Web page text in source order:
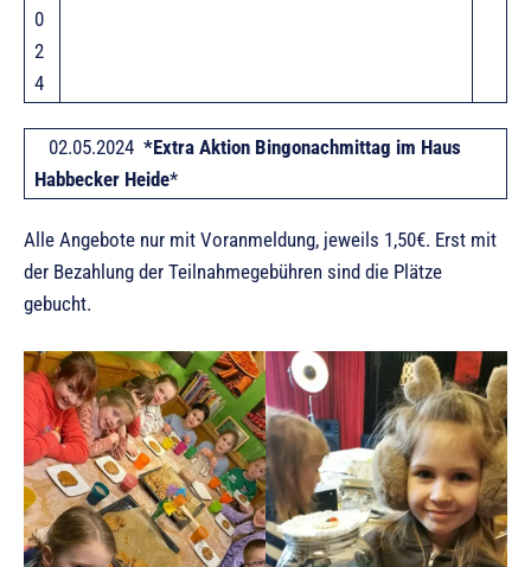
0
2
4
02.05.2024 *Extra Aktion Bingonachmittag im Haus
Habbecker Heide*
Alle Angebote nur mit Voranmeldung, jeweils 1,50€. Erst mit
der Bezahlung der Teilnahmegebühren sind die Plätze
gebucht.